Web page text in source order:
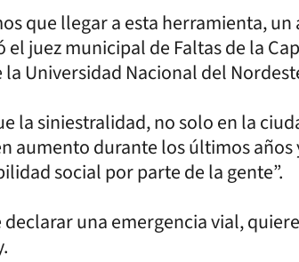
que llegar a esta herramienta,
el juez municipal de Faltas de la
Universidad Nacional del
la siniestralidad, no solo en la
aumento durante los últimos
social por parte de la gente”.
declarar una emergencia vial,